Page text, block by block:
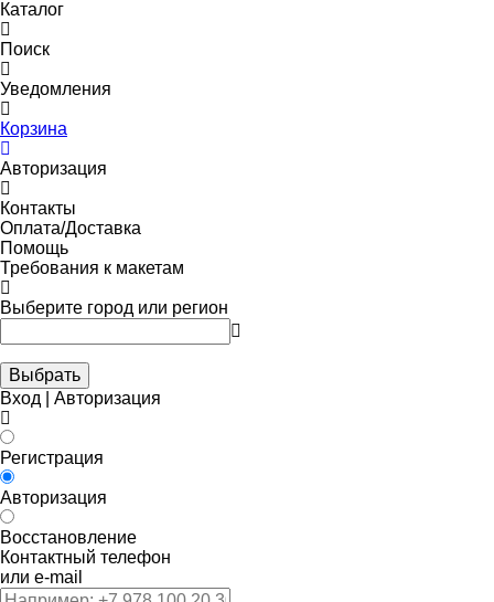
Каталог
Поиск
Уведомления
Корзина
Авторизация
Контакты
Оплата/Доставка
Помощь
Требования к макетам
Выберите город или регион
Выбрать
Вход | Авторизация
Регистрация
Авторизация
Восстановление
Контактный телефон
или e-mail